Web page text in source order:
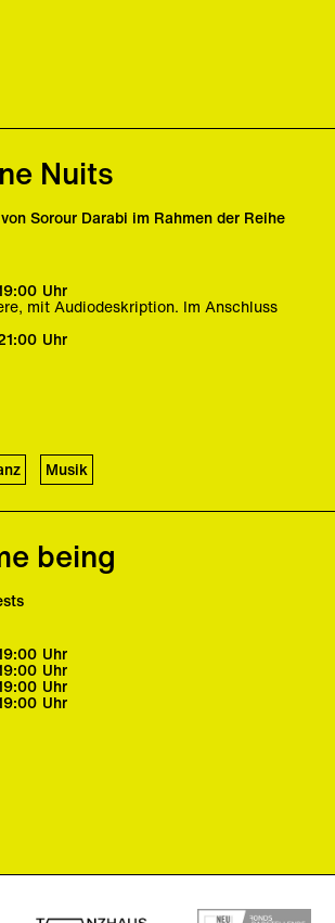
Nuits
Sorour Darabi im Rahmen der Reihe
Uhr
mit Audiodeskription. Im Anschluss
Uhr
Musik
being
Uhr
Uhr
Uhr
Uhr